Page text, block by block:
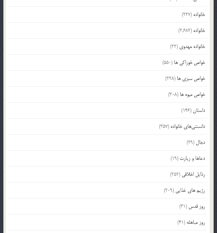
خانواده (227)
خانواده (2,682)
خانواده مهدوی (22)
خواص خوراکی ها (550)
خواص سبزی ها (228)
خواص میوه ها (308)
داستان(146)
دانستنی‌های خانواده (357)
دجال (29)
دعاها و زیارت (19)
رذایل اخلاقی (252)
رژیم های غذایی (209)
روز قدس (31)
روز مباهله (41)